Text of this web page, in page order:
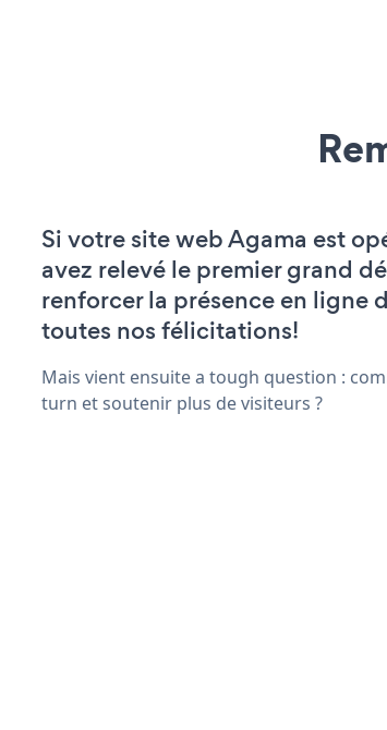
Si votre site web Agama est
avez relevé le premier grand
renforcer la présence en ligne
toutes nos félicitations!
Mais vient ensuite a tough question :
turn et soutenir plus de visiteurs ?